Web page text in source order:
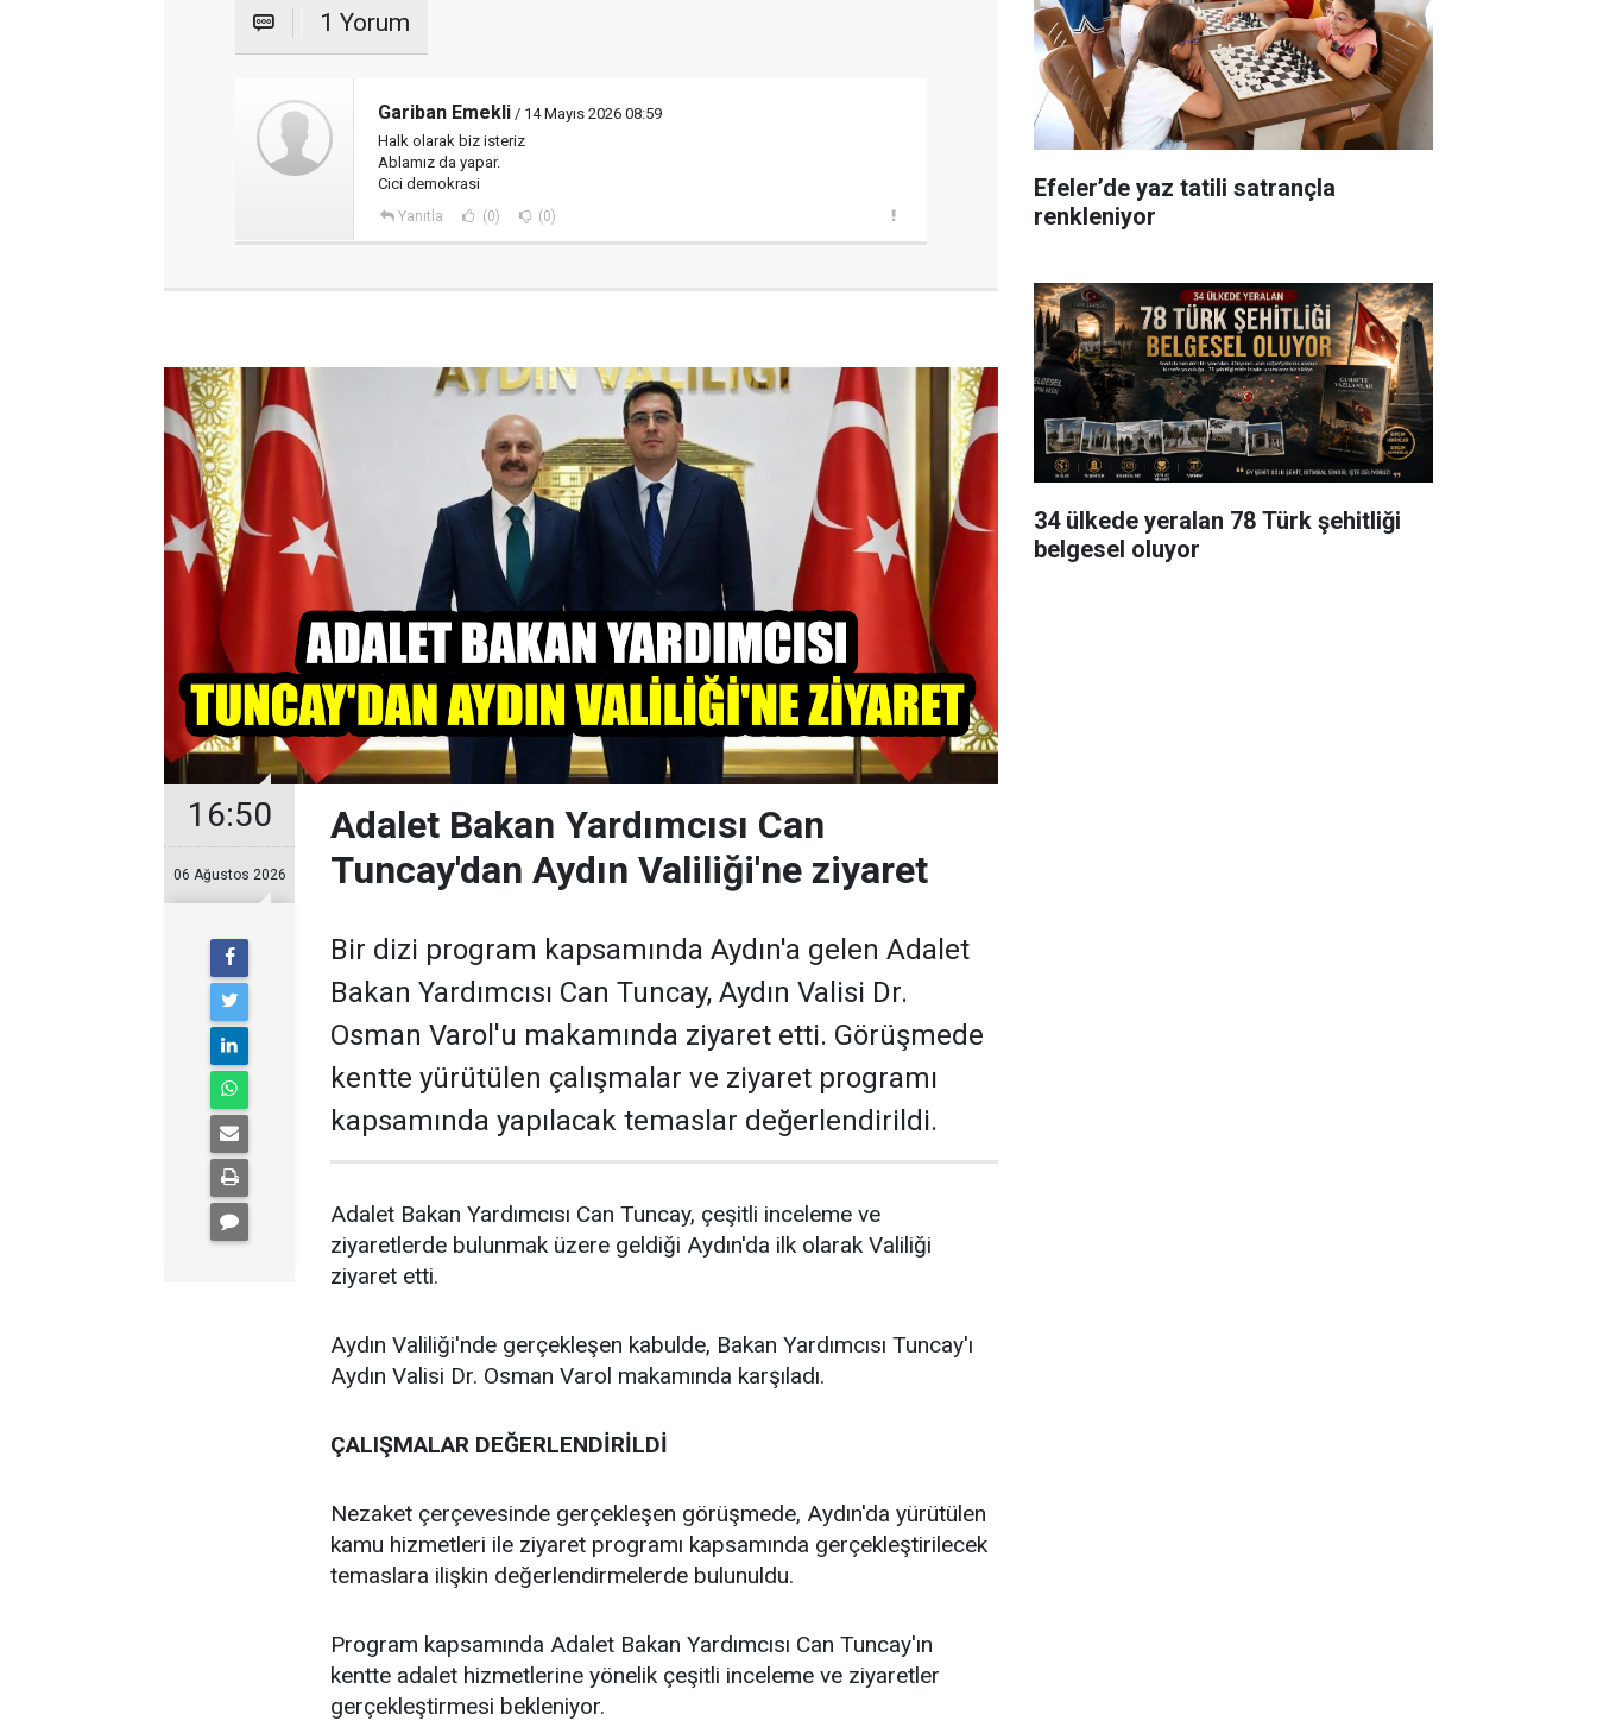
1 Yorum
Gariban Emekli / 14 Mayıs 2026 08:59
Halk olarak biz isteriz
Ablamız da yapar.
Cici demokrasi
Yanıtla (0) (0)
16:50
06 Ağustos 2026
Adalet Bakan Yardımcısı Can
Tuncay'dan Aydın Valiliği'ne ziyaret
Bir dizi program kapsamında Aydın'a gelen Adalet
Bakan Yardımcısı Can Tuncay, Aydın Valisi Dr.
Osman Varol'u makamında ziyaret etti. Görüşmede
kentte yürütülen çalışmalar ve ziyaret programı
kapsamında yapılacak temaslar değerlendirildi.
Adalet Bakan Yardımcısı Can Tuncay, çeşitli inceleme ve
ziyaretlerde bulunmak üzere geldiği Aydın'da ilk olarak Valiliği
ziyaret etti.
Aydın Valiliği'nde gerçekleşen kabulde, Bakan Yardımcısı Tuncay'ı
Aydın Valisi Dr. Osman Varol makamında karşıladı.
ÇALIŞMALAR DEĞERLENDİRİLDİ
Nezaket çerçevesinde gerçekleşen görüşmede, Aydın'da yürütülen
kamu hizmetleri ile ziyaret programı kapsamında gerçekleştirilecek
temaslara ilişkin değerlendirmelerde bulunuldu.
Program kapsamında Adalet Bakan Yardımcısı Can Tuncay'ın
kentte adalet hizmetlerine yönelik çeşitli inceleme ve ziyaretler
gerçekleştirmesi bekleniyor.
Efeler’de yaz tatili satrançla
renkleniyor
34 ülkede yeralan 78 Türk şehitliği
belgesel oluyor